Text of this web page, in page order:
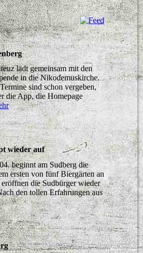
lädt gemeinsam mit den
in die Nikodemuskirche.
sind schon vergeben,
die App, die Homepage
wieder auf
beginnt am Sudberg die
ersten von fünf Biergärten an
die Sudbürger wieder
den tollen Erfahrungen aus